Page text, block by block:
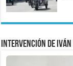
Intervención de